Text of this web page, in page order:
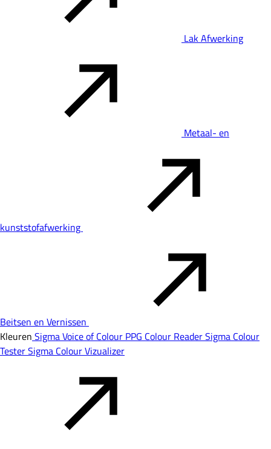
Lak Afwerking
Metaal- en
kunststofafwerking
Beitsen en Vernissen
Kleuren Sigma Voice of Colour PPG Colour ReaderSigma Colour
TesterSigma Colour Vizualizer